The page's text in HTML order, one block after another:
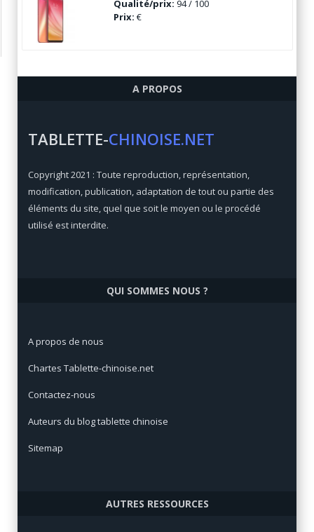
Qualité/prix: 94 / 100
Prix: €
Qualité/prix:84 / 100
Qualité/prix:92 / 100
Prix: €
A PROPOS
TABLETTE-CHINOISE.NET
Copyright 2021 : Toute reproduction, représentation,
modification, publication, adaptation de tout ou partie des
éléments du site, quel que soit le moyen ou le procédé
utilisé est interdite.
QUI SOMMES NOUS ?
A propos de nous
Chartes Tablette-chinoise.net
Contactez-nous
Auteurs du blog tablette chinoise
Sitemap
AUTRES RESSOURCES